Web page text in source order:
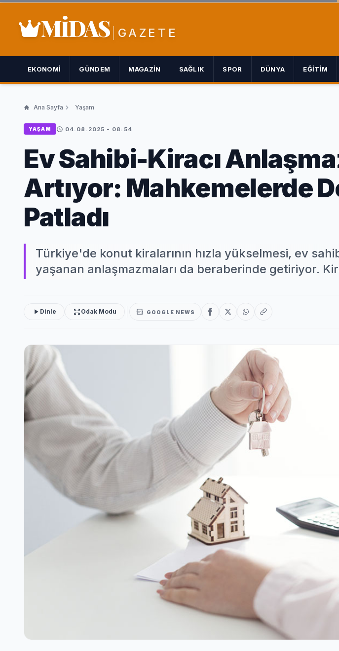
MİDAS GAZETE
EKONOMI GÜNDEM MAGAZIN SAĞLIK SPOR DÜNYA EĞITIM
Ana Sayfa Yaşam
YAŞAM 04.08.2025 - 08:54
Ev Sahibi-Kiracı
Artıyor: Mahkemelerde
Patladı
Türkiye'de konut kiralarının hızla yükselmesi, ev
yaşanan anlaşmazmaları da beraberinde getiriyor.
Dinle Odak Modu GOOGLE NEWS